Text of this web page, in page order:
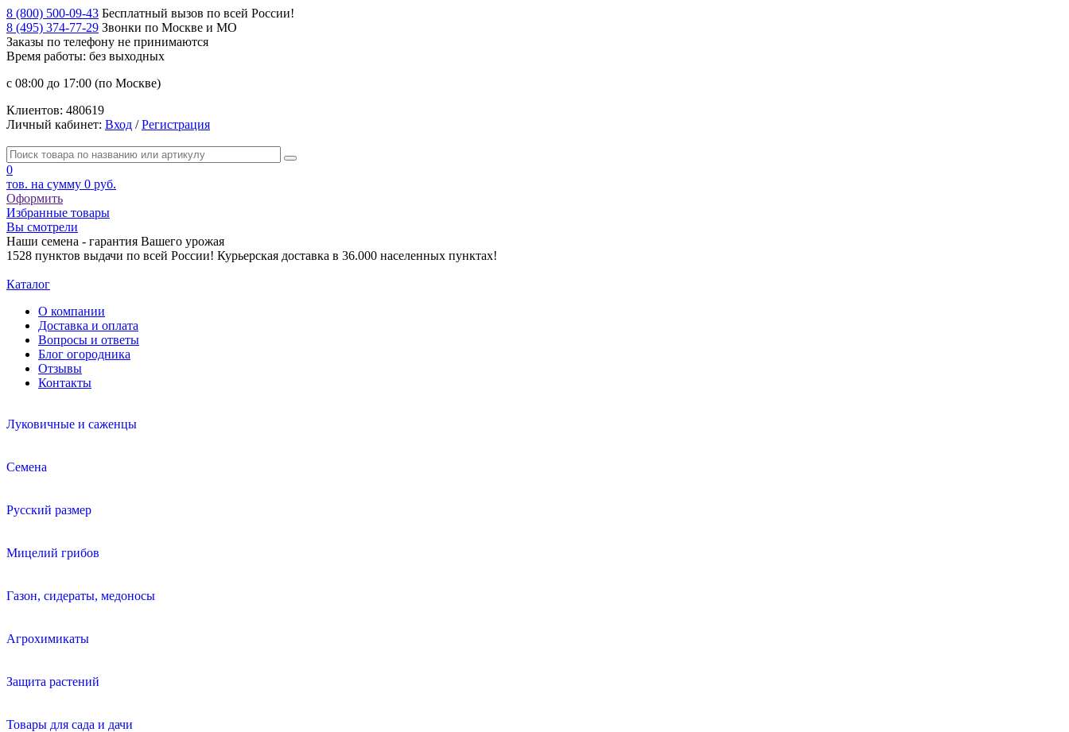
8 (800) 500-09-43 Бесплатный вызов по всей России!
8 (495) 374-77-29 Звонки по Москве и МО
Заказы по телефону не принимаются
Время работы: без выходных
с 08:00 до 17:00 (по Москве)
Клиентов: 480619
Личный кабинет: Вход /Регистрация
0
тов. на сумму 0 руб.
Оформить
Избранные товары
Вы смотрели
Наши семена - гарантия Вашего урожая
1528 пунктов выдачи по всей России! Курьерская доставка в 36.000 населенных пунктах!
Каталог
О компании
Доставка и оплата
Вопросы и ответы
Блог огородника
Отзывы
Контакты
Луковичные и саженцы
Семена
Русский размер
Мицелий грибов
Газон, сидераты, медоносы
Агрохимикаты
Защита растений
Товары для сада и дачи